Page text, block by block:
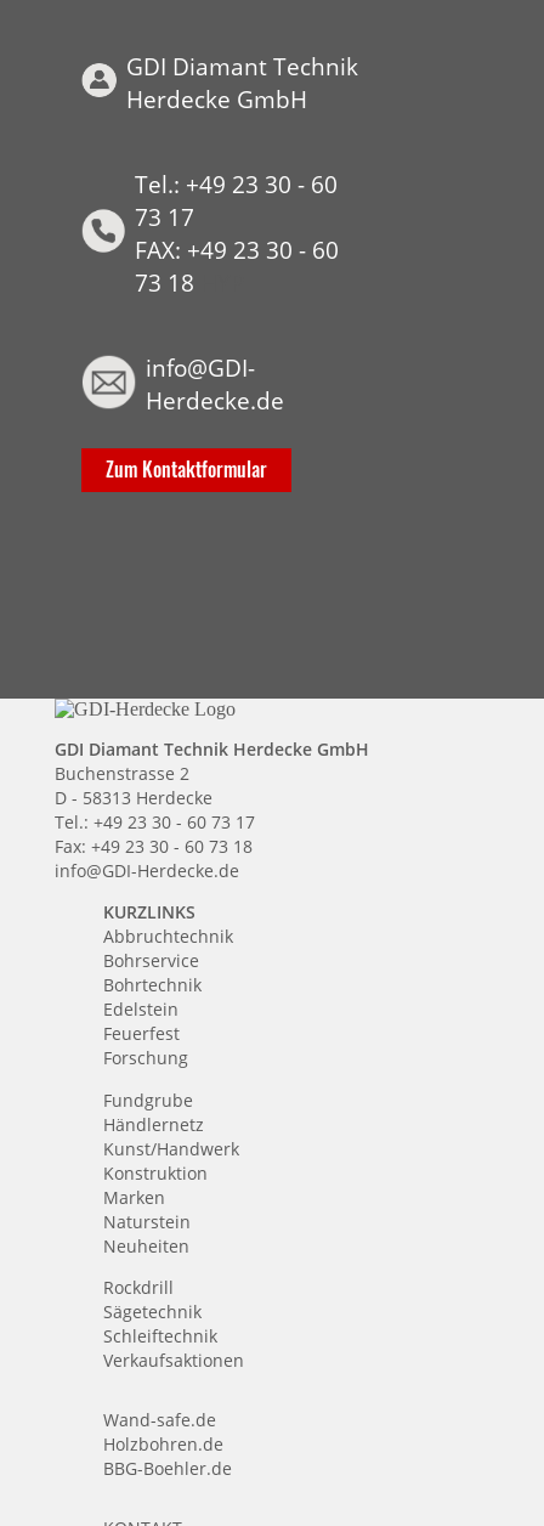
GDI Diamant Technik
Herdecke GmbH
Tel.: +49 23 30 - 60
73 17
FAX: +49 23 30 - 60
73 18
info@GDI-
Herdecke.de
Zum Kontaktformular
GDI Diamant Technik Herdecke GmbH
Buchenstrasse 2
D - 58313 Herdecke
Tel.: +49 23 30 - 60 73 17
Fax: +49 23 30 - 60 73 18
info@GDI-Herdecke.de
KURZLINKS
Abbruchtechnik
Bohrservice
Bohrtechnik
Edelstein
Feuerfest
Forschung
Fundgrube
Händlernetz
Kunst/Handwerk
Konstruktion
Marken
Naturstein
Neuheiten
Rockdrill
Sägetechnik
Schleiftechnik
Verkaufsaktionen
Wand-safe.de
Holzbohren.de
BBG-Boehler.de